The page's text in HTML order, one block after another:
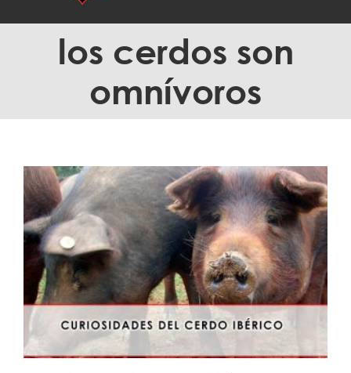
los cerdos son
omnívoros
Curiosidades del cerdo ibérico